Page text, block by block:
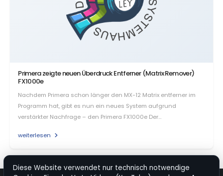
Primera zeigte neuen Überdruck Entferner (Matrix Remover)
FX1000e
Nachdem Primera schon länger den MX-12 Matrix entferner im
Programm hat, gibt es nun ein neues System aufgrund
verstärkter Nachfrage – den Primera FX1000e Der…
weiterlesen
Diese Website verwendet nur technisch notwendige